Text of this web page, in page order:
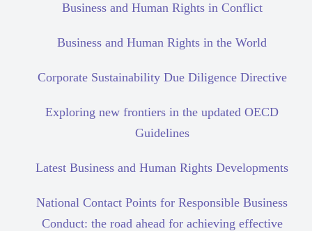
Business and Human Rights in Conflict
Business and Human Rights in the World
Corporate Sustainability Due Diligence Directive
Exploring new frontiers in the updated OECD
Guidelines
Latest Business and Human Rights Developments
National Contact Points for Responsible Business
Conduct: the road ahead for achieving effective